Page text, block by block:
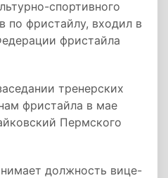
спортивного
по фристайлу, входил в
фристайла
тренерских
фристайла в мае
Пермского
должность вице-